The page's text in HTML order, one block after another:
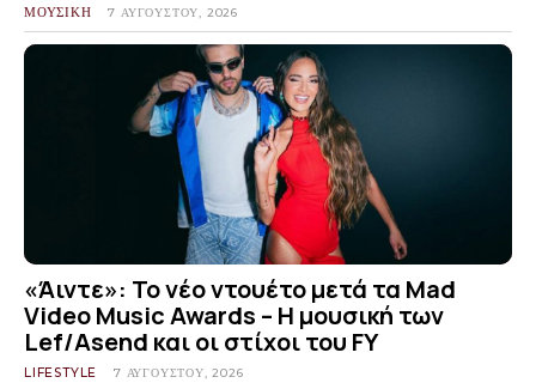
ΜΟΥΣΙΚΗ 7 ΑΥΓΟΎΣΤΟΥ, 2026
«Άιντε»: Το νέο ντουέτο μετά τα Mad
Video Music Awards – Η μουσική των
Lef/Asend και οι στίχοι του FY
LIFESTYLE 7 ΑΥΓΟΎΣΤΟΥ, 2026